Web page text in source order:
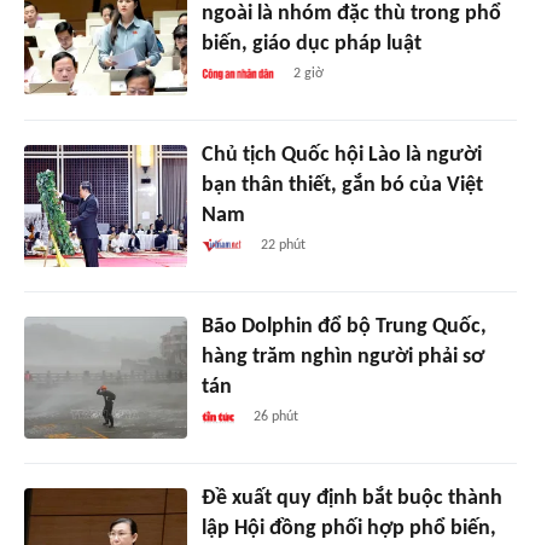
ngoài là nhóm đặc thù trong phổ
biến, giáo dục pháp luật
2 giờ
Chủ tịch Quốc hội Lào là người
bạn thân thiết, gắn bó của Việt
Nam
22 phút
Bão Dolphin đổ bộ Trung Quốc,
hàng trăm nghìn người phải sơ
tán
26 phút
Đề xuất quy định bắt buộc thành
lập Hội đồng phối hợp phổ biến,